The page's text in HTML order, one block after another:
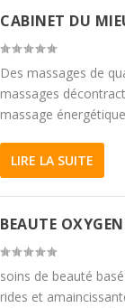
CABINET DU
Des massages de
massages
massage
LIRE LA SUITE
BEAUTE
soins de beauté
rides et